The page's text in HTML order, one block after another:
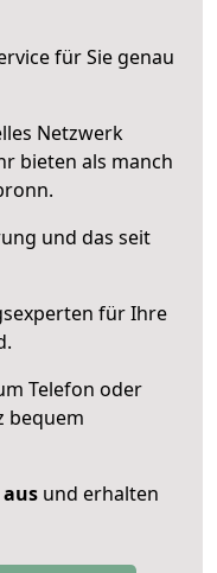
für Sie genau
Netzwerk
bieten als manch
und das seit
für Ihre
Telefon oder
bequem
und erhalten